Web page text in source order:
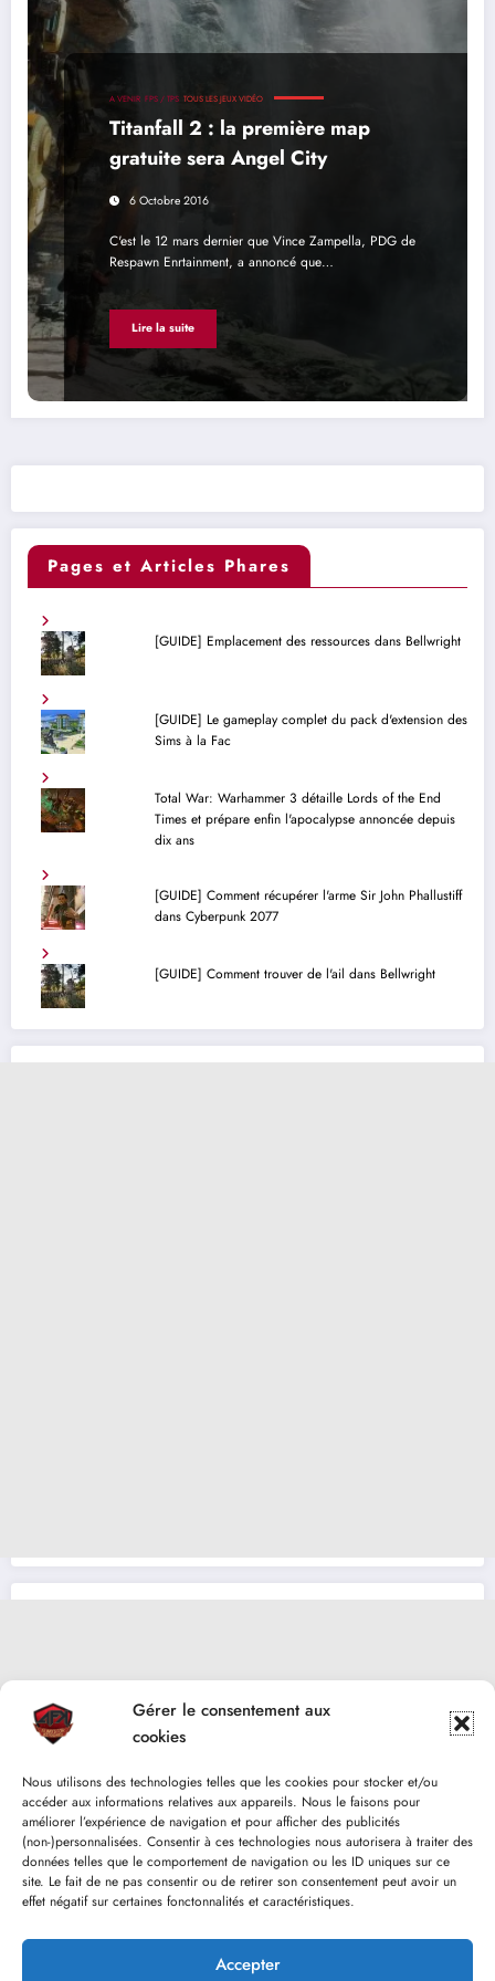
Gérer le consentement aux
cookies
Nous utilisons des technologies telles que les cookies pour stocker et/ou
accéder aux informations relatives aux appareils. Nous le faisons pour
améliorer l’expérience de navigation et pour afficher des publicités
(non-)personnalisées. Consentir à ces technologies nous autorisera à traiter des
données telles que le comportement de navigation ou les ID uniques sur ce
site. Le fait de ne pas consentir ou de retirer son consentement peut avoir un
effet négatif sur certaines fonctonnalités et caractéristiques.
Accepter
A VENIR FPS / TPS TOUS LES JEUX VIDÉO
Titanfall 2 : la première map
gratuite sera Angel City
6 Octobre 2016
C'est le 12 mars dernier que Vince Zampella, PDG de
Respawn Enrtainment, a annoncé que…
Lire la suite
Pages et Articles Phares
[GUIDE] Emplacement des ressources dans Bellwright
[GUIDE] Le gameplay complet du pack d'extension des
Sims à la Fac
Total War: Warhammer 3 détaille Lords of the End
Times et prépare enfin l'apocalypse annoncée depuis
dix ans
[GUIDE] Comment récupérer l'arme Sir John Phallustiff
dans Cyberpunk 2077
[GUIDE] Comment trouver de l'ail dans Bellwright